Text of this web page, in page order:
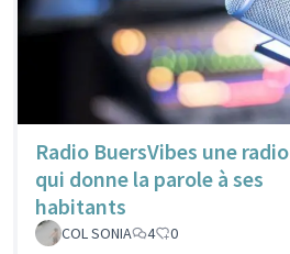
Radio BuersVibes une radio
qui donne la parole à ses
habitants
COL SONIA 4 0